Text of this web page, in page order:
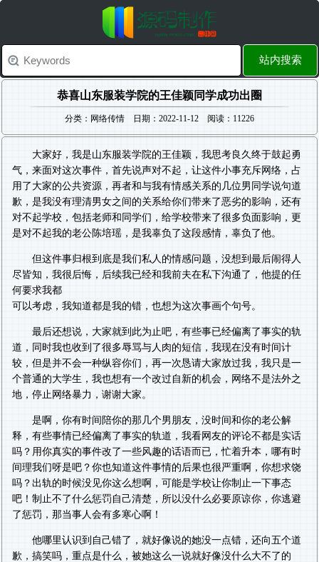
站内搜索
恭喜山东服装学院的王佳颖同学成功出圈
分类：网络传情 日期：2022-11-12 阅读：11226
大家好，我是山东服装学院的王佳颖，我思考良久终于鼓起勇
气，来面对这次事件，首先说声对不起，让这件小事充斥网络，占
用了大家的公共资源，再者和与我有情感关系的几位男同学说句道
歉，是我没有理清男女之间的关系给你们带来了恶劣的影响，还有
对不起学校，包括老师和同学们，给学校带来了很多负面影响，更
是对不起我的老公陈培瑶，是我辜负了这段感情，辜负了他。
但这件事归根到底是我们私人的情感问题，没想到最后闹得人
尽皆知，我很后悔，后续我已经和我前夫在私下沟通了，他提的任
何要求我都
可以考虑，我知道都是我的错，也想为这次事画个句号。
最后还想说，大家就到此为止吧，有些事已经偏离了事实的轨
道，同时我也收到了很多辱骂与人肉的短信，我现在没有时间计
较，但是并不会一种纵容你们，再一次恳请大家放过我，我只是一
个普通的大学生，我也想有一个改过自新的机会，网络不是法外之
地，停止网络暴力，谢谢大家。
是啊，你有时间陪你的那几个男朋友，没时间和你的老公解
释，有些事情已经偏离了事实的轨道，我看网友的评论不都是实话
吗？用你真实的事件改了一些风趣的话语而已，忙着升本，哪有时
间理我们呀是吧？你也知道这件事情的后果也很严重啊，你想求饶
吗？出轨的时候没见你这么想啊，可能是学校让你制止一下事态
吧！制止不了什么惩罚自己清楚，所以没什么必要原谅你，你逃避
了惩罚，那当事人会有多寒心啊！
他哪里认识到自己错了，就好像说的她没一点错，还向五个道
歉，搞笑吗，重点是什么，被她这么一说就好像没什么大不了的